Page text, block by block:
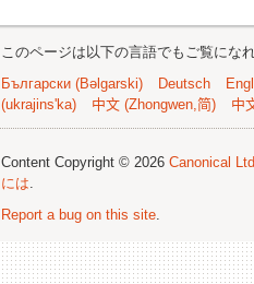
このページは以下の言語でもご覧になれ
Български (Bəlgarski)
Deutsch
(ukrajins'ka)
中文 (Zhongwen,简) 中
Content Copyright © 2026 Canonical
には.
Report a bug on this site.